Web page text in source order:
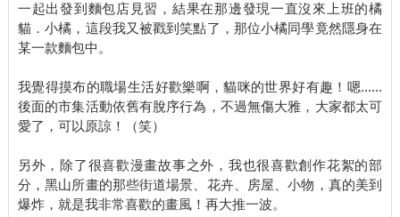
一起出發到麵包店見習，結果在那邊發現一直沒來上班的橘
貓．小橘，這段我又被戳到笑點了，那位小橘同學竟然隱身在
某一款麵包中。
我覺得摸布的職場生活好歡樂啊，貓咪的世界好有趣！嗯......
後面的市集活動依舊有脫序行為，不過無傷大雅，大家都太可
愛了，可以原諒！（笑）
另外，除了很喜歡漫畫故事之外，我也很喜歡創作花絮的部
分，黑山所畫的那些街道場景、花卉、房屋、小物，真的美到